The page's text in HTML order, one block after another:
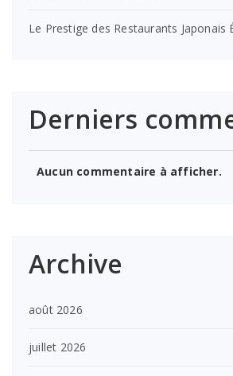
Le Prestige des Restaurants Japonais
Derniers
Aucun commentaire à afficher.
Archive
août 2026
juillet 2026